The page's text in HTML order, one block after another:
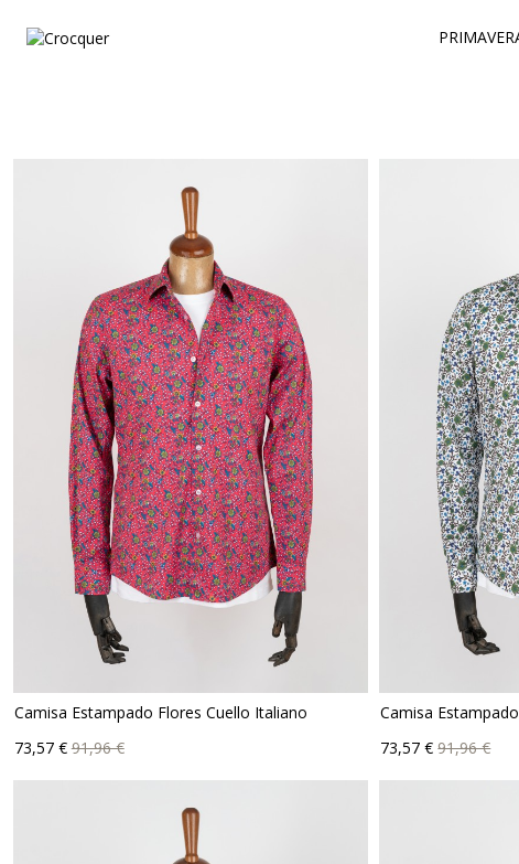
Camisa Estampado Flores Cuello Italiano
Precio
73,57 €Precio
base
91,96 €
Camisa
Precio
73,57 € Precio
base
91,96 €